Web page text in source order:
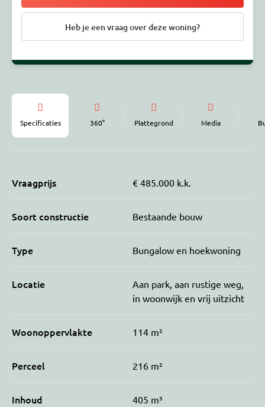
Heb je een vraag over deze woning?
Specificaties 360° Plattegrond Media
Vraagprijs € 485.000 k.k.
Soort constructie Bestaande bouw
Type Bungalow en hoekwoning
Locatie
Aan park, aan rustige weg,
in woonwijk en vrij uitzicht
Woonoppervlakte 114 m²
Perceel 216 m²
Inhoud 405 m³